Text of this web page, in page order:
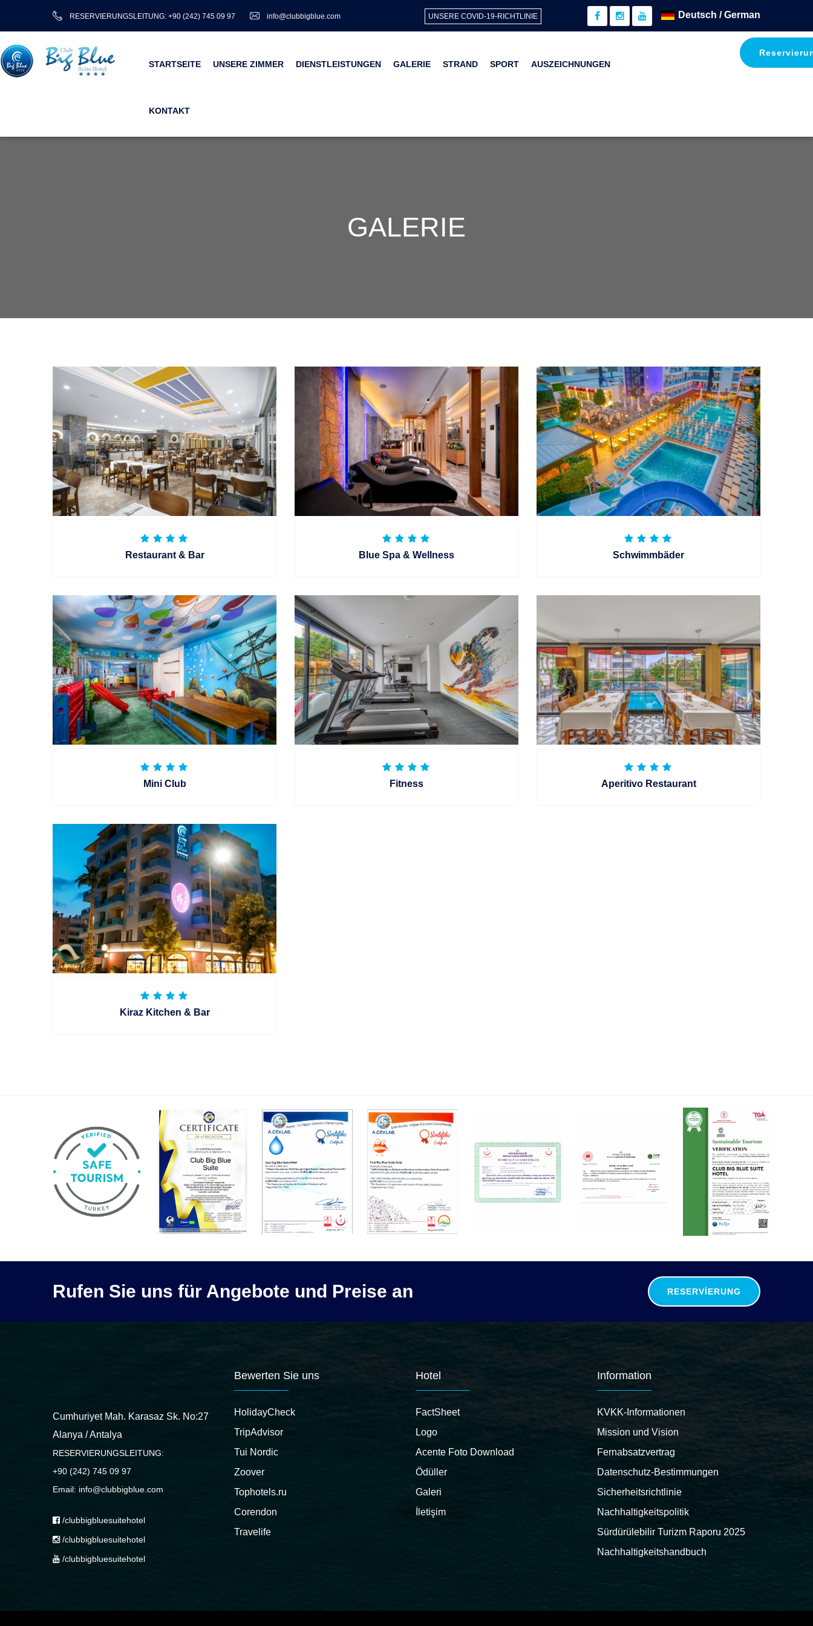
RESERVIERUNGSLEITUNG: +90 (242) 745 09 97 info@clubbigblue.com UNSERE COVID-19-RICHTLINIE
STARTSEITE UNSERE ZIMMER DIENSTLEISTUNGEN GALERIE STRAND SPORT AUSZEICHNUNGEN
KONTAKT
GALERIE
Restaurant & Bar Blue Spa & Wellness Schwimmbäder
Mini Club Fitness Aperitivo Restaurant
Kiraz Kitchen & Bar
Rufen Sie uns für Angebote und Preise an RESERVIERUNG
Cumhuriyet Mah. Karasaz Sk. No:27
Alanya / Antalya
RESERVIERUNGSLEITUNG:
+90 (242) 745 09 97
Email: info@clubbigblue.com
/clubbigbluesuitehotel
/clubbigbluesuitehotel
/clubbigbluesuitehotel
Bewerten Sie uns
HolidayCheck
TripAdvisor
Tui Nordic
Zoover
Tophotels.ru
Corendon
Travelife
Hotel
FactSheet
Logo
Acente Foto Download
Ödüller
Galeri
İletişim
Information
KVKK-Informationen
Mission und Vision
Fernabsatzvertrag
Datenschutz-Bestimmungen
Sicherheitsrichtlinie
Nachhaltigkeitspolitik
Sürdürülebilir Turizm Raporu 2025
Nachhaltigkeitshandbuch